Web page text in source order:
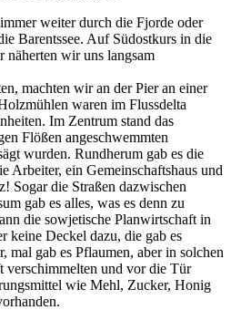
weiter durch die Fjorde oder
Barentssee. Auf Südostkurs in die
näherten wir uns langsam
machten wir an der Pier an einer
waren im Flussdelta
Im Zentrum stand das
Flößen angeschwemmten
wurden. Rundherum gab es die
Arbeiter, ein Gemeinschaftshaus und
Sogar die Straßen dazwischen
gab es alles, was es denn zu
die sowjetische Planwirtschaft in
keine Deckel dazu, die gab es
mal gab es Pflaumen, aber in solchen
verschimmelten und vor die Tür
wie Mehl, Zucker, Honig